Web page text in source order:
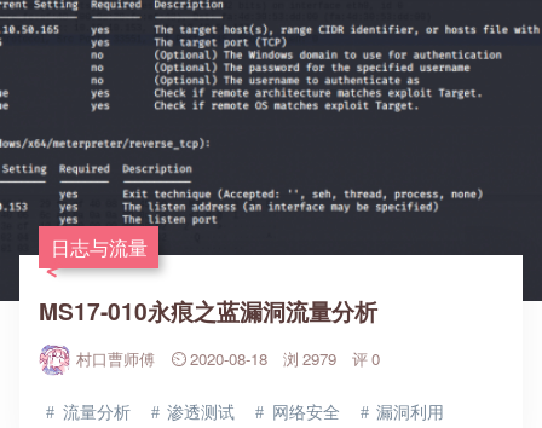
日志与流量
MS17-010永痕之蓝漏洞流量分析
村口曹师傅 2020-08-18 2979 0
流量分析 渗透测试 网络安全 漏洞利用